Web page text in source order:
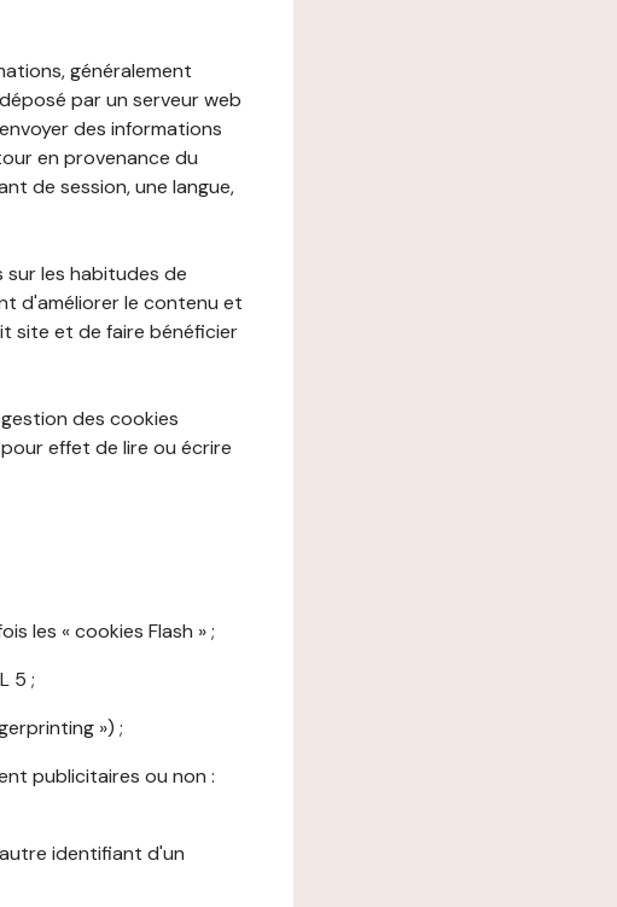
généralement
par un serveur web
des informations
en provenance du
de session, une langue,
les habitudes de
d'améliorer le contenu et
site et de faire bénéficier
des cookies
effet de lire ou écrire
les « cookies Flash » ;
5 ;
») ;
publicitaires ou non :
identifiant d'un